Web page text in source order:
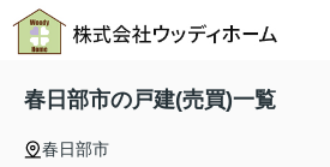
春日部市の戸建(売買)一覧
春日部市